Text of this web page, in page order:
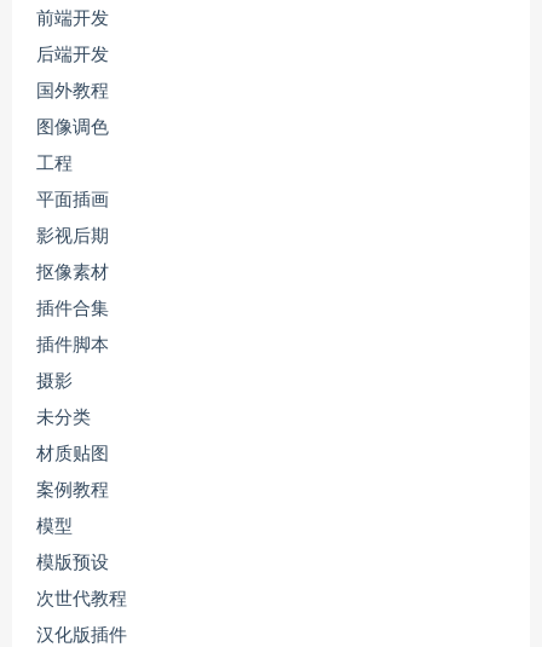
前端开发
后端开发
国外教程
图像调色
工程
平面插画
影视后期
抠像素材
插件合集
插件脚本
摄影
未分类
材质贴图
案例教程
模型
模版预设
次世代教程
汉化版插件